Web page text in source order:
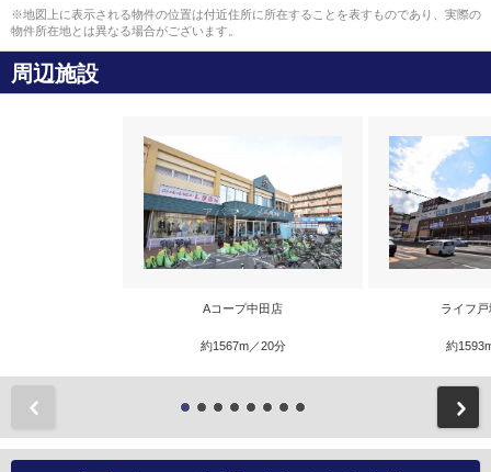
※地図上に表示される物件の位置は付近住所に所在することを表すものであり、実際の
物件所在地とは異なる場合がございます。
周辺施設
Aコープ中田店
約1567m／20分
ライフ
約